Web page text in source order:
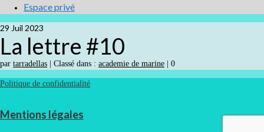
Espace privé
29 Juil 2023
La lettre #10
par tarradellas Classé dans : academie de marine 0
Politique de confidentialité
Mentions légales